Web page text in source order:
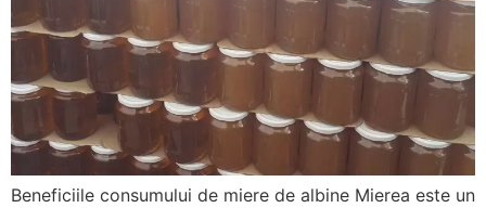
Beneficiile consumului de miere de albine Mierea este un